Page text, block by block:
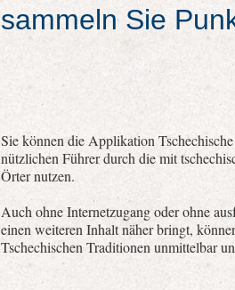
sammeln Sie
Sie können die Applikation
nützlichen Führer durch die mit
Örter nutzen.
Auch ohne Internetzugang oder ohne
einen weiteren Inhalt näher bringt,
Tschechischen Traditionen unmittelbar